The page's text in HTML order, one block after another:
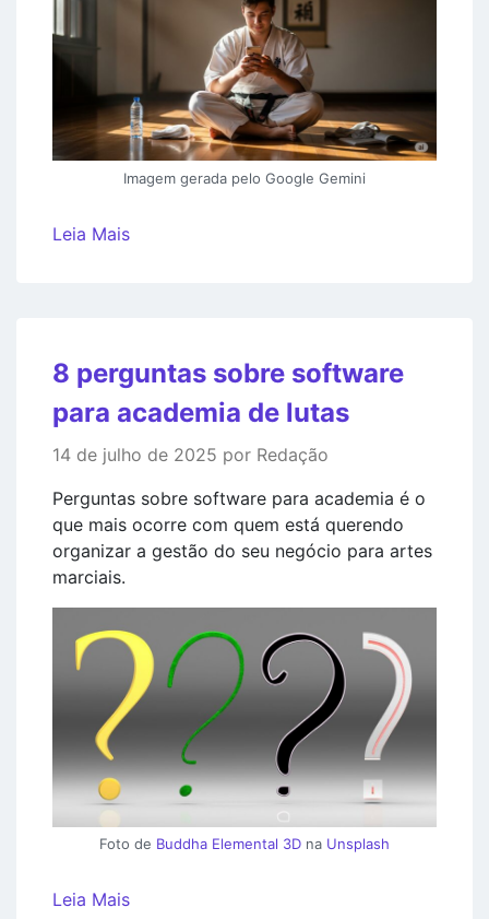
Imagem gerada pelo Google Gemini
Leia Mais
8 perguntas sobre software
para academia de lutas
14 de julho de 2025 por Redação
Perguntas sobre software para academia é o
que mais ocorre com quem está querendo
organizar a gestão do seu negócio para artes
marciais.
Foto de Buddha Elemental 3D na Unsplash
Leia Mais